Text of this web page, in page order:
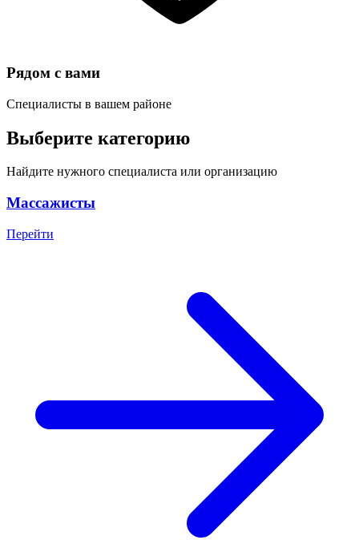
Рядом с вами
Специалисты в вашем районе
Выберите категорию
Найдите нужного специалиста или организацию
Массажисты
Перейти